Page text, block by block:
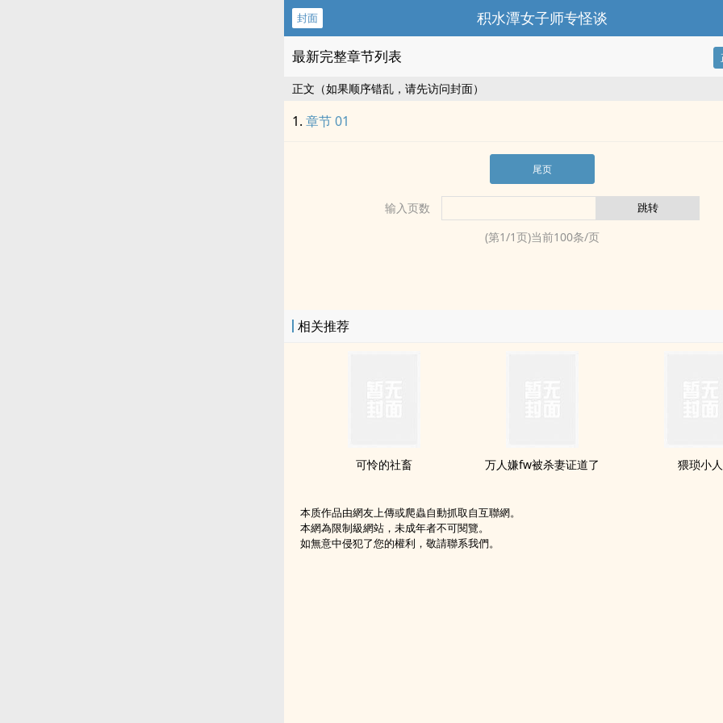
封面 积水潭女子师专怪谈
最新完整章节列表
正文（如果顺序错乱，请先访问封面）
章节 01
尾页
输入页数
(第1/1页)当前100条/页
相关推荐
可怜的社畜 万人嫌fw被杀妻证道了 猥琐小人
本质作品由網友上傳或爬蟲自動抓取自互聯網。
本網為限制級網站，未成年者不可閱覽。
如無意中侵犯了您的權利，敬請聯系我們。